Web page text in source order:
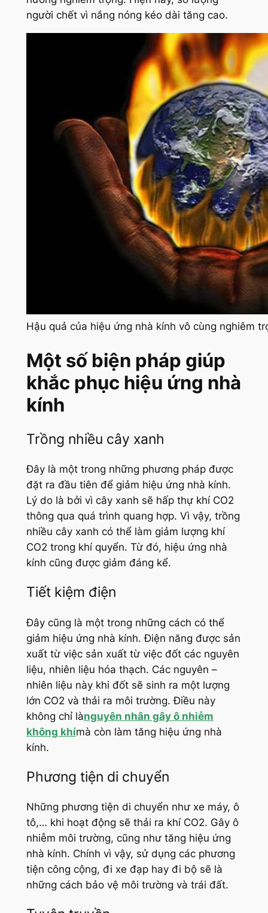
người chết vì nắng nóng kéo dài tăng cao.
Hậu quả của hiệu ứng nhà kính vô cùng nghiêm
Một số biện pháp giúp
khắc phục hiệu ứng nhà
kính
Trồng nhiều cây xanh
Đây là một trong những phương pháp được
đặt ra đầu tiên để giảm hiệu ứng nhà kính.
Lý do là bởi vì cây xanh sẽ hấp thự khí CO2
thông qua quá trình quang hợp. Vì vậy, trồng
nhiều cây xanh có thể làm giảm lượng khí
CO2 trong khí quyển. Từ đó, hiệu ứng nhà
kính cũng được giảm đáng kể.
Tiết kiệm điện
Đây cũng là một trong những cách có thể
giảm hiệu ứng nhà kính. Điện năng được sản
xuất từ việc sản xuất từ việc đốt các nguyên
liệu, nhiên liệu hóa thạch. Các nguyên –
nhiên liệu này khi đốt sẽ sinh ra một lượng
lớn CO2 và thải ra môi trường. Điều này
không chỉ lànguyên nhân gây ô nhiễm
không khímà còn làm tăng hiệu ứng nhà
kính.
Phương tiện di chuyển
Những phương tiện di chuyển như xe máy, ô
tô,… khi hoạt động sẽ thải ra khí CO2. Gây ô
nhiễm môi trường, cũng như tăng hiệu ứng
nhà kính. Chính vì vậy, sử dụng các phương
tiện công cộng, đi xe đạp hay đi bộ sẽ là
những cách bảo vệ môi trường và trái đất.